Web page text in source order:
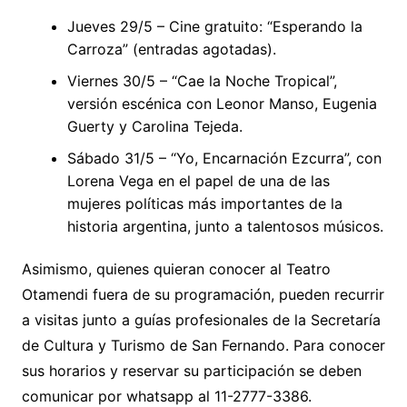
Jueves 29/5 – Cine gratuito: “Esperando la
Carroza” (entradas agotadas).
Viernes 30/5 – “Cae la Noche Tropical”,
versión escénica con Leonor Manso, Eugenia
Guerty y Carolina Tejeda.
Sábado 31/5 – “Yo, Encarnación Ezcurra”, con
Lorena Vega en el papel de una de las
mujeres políticas más importantes de la
historia argentina, junto a talentosos músicos.
Asimismo, quienes quieran conocer al Teatro
Otamendi fuera de su programación, pueden recurrir
a visitas junto a guías profesionales de la Secretaría
de Cultura y Turismo de San Fernando. Para conocer
sus horarios y reservar su participación se deben
comunicar por whatsapp al 11-2777-3386.